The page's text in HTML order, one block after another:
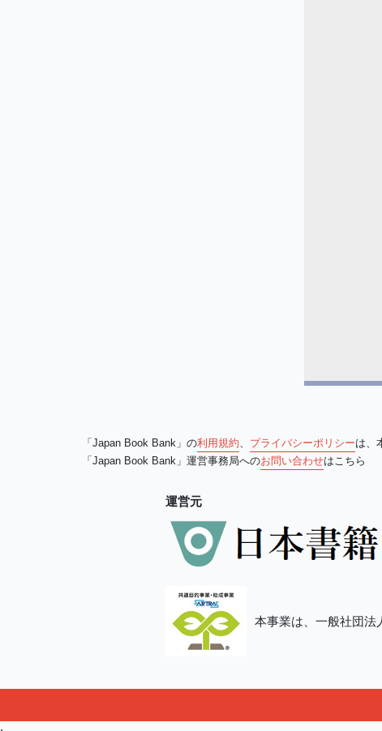
「Japan Book Bank」の利用規約、 プライバシーポリシーは、
「Japan Book Bank」運営事務局へのお問い合わせはこちら
運営元
本事業は、一般社団法